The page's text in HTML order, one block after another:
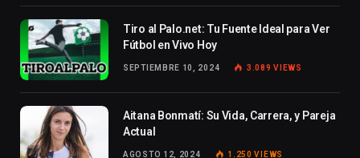
Tiro al Palo.net: Tu Fuente Ideal para Ver
Fútbol en Vivo Hoy
SEPTIEMBRE 10, 2024 3.089VIEWS
Aitana Bonmatí: Su Vida, Carrera, y Pareja
Actual
AGOSTO 12, 2024 1.250VIEWS